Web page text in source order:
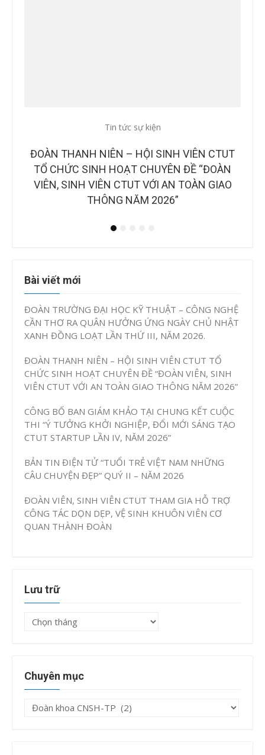
Tin tức sự kiện
ĐOÀN THANH NIÊN – HỘI SINH VIÊN CTUT
TỔ CHỨC SINH HOẠT CHUYÊN ĐỀ “ĐOÀN
VIÊN, SINH VIÊN CTUT VỚI AN TOÀN GIAO
THÔNG NĂM 2026”
Bài viết mới
ĐOÀN TRƯỜNG ĐẠI HỌC KỸ THUẬT – CÔNG NGHỆ
CẦN THƠ RA QUÂN HƯỞNG ỨNG NGÀY CHỦ NHẬT
XANH ĐỒNG LOẠT LẦN THỨ III, NĂM 2026.
ĐOÀN THANH NIÊN – HỘI SINH VIÊN CTUT TỔ
CHỨC SINH HOẠT CHUYÊN ĐỀ “ĐOÀN VIÊN, SINH
VIÊN CTUT VỚI AN TOÀN GIAO THÔNG NĂM 2026”
CÔNG BỐ BAN GIÁM KHẢO TẠI CHUNG KẾT CUỘC
THI “Ý TƯỞNG KHỞI NGHIỆP, ĐỔI MỚI SÁNG TẠO
CTUT STARTUP LẦN IV, NĂM 2026”
BẢN TIN ĐIỆN TỬ “TUỔI TRẺ VIỆT NAM NHỮNG
CÂU CHUYỆN ĐẸP” QUÝ II – NĂM 2026
ĐOÀN VIÊN, SINH VIÊN CTUT THAM GIA HỖ TRỢ
CÔNG TÁC DỌN DẸP, VỆ SINH KHUÔN VIÊN CƠ
QUAN THÀNH ĐOÀN
Lưu trữ
Lưu
Chuyên mục
Chuyên